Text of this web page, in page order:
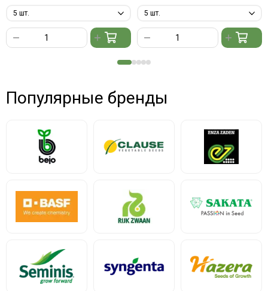
Популярные бренды